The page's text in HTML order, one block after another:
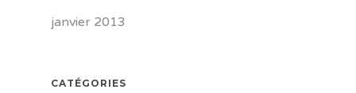
janvier 2013
CATÉGORIES